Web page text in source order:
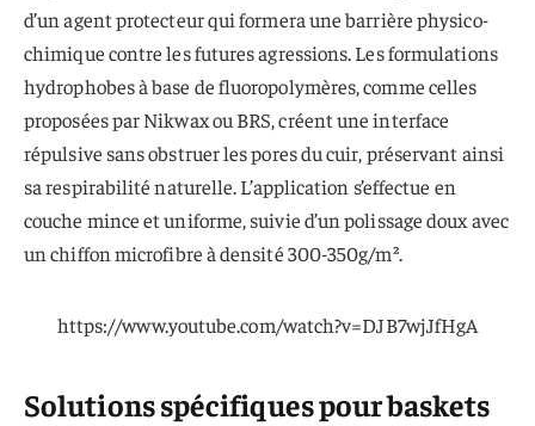
d’un agent protecteur qui formera une barrière physico-
chimique contre les futures agressions. Les formulations
hydrophobes à base de fluoropolymères, comme celles
proposées par Nikwax ou BRS, créent une interface
répulsive sans obstruer les pores du cuir, préservant ainsi
sa respirabilité naturelle. L’application s’effectue en
couche mince et uniforme, suivie d’un polissage doux avec
un chiffon microfibre à densité 300-350g/m².
https://www.youtube.com/watch?v=DJB7wjJfHgA
Solutions spécifiques pour baskets